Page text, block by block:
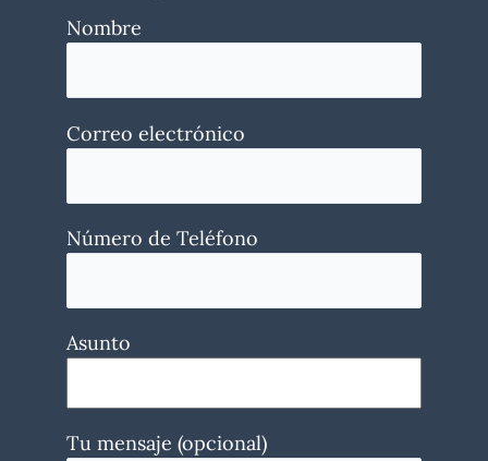
Nombre
Correo electrónico
Número de Teléfono
Asunto
Tu mensaje (opcional)